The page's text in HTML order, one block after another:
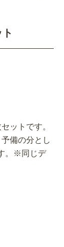
ットです。
備の分とし
。※同じデ